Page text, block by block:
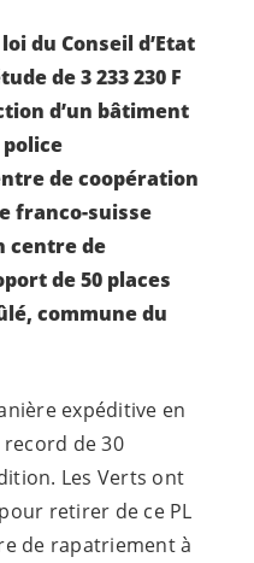
du Conseil d’Etat
de 3 233 230 F
d’un bâtiment
de coopération
franco-suisse
centre de
de 50 places
commune du
expéditive en
de 30
Les Verts ont
retirer de ce PL
de rapatriement à